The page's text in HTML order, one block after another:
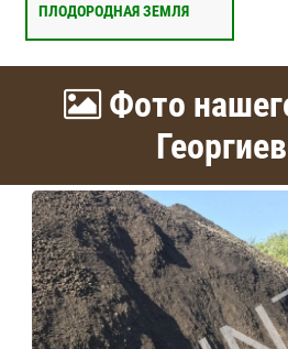
ПЛОДОРОДНАЯ ЗЕМЛЯ
Фото